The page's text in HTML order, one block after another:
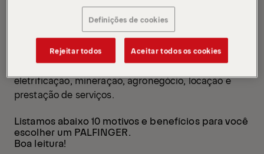
A PALFINGER é referência em qualidade, tecnologia
e inovação, com soluções que atendem as
demandas de elevação e movimentação de cargas
em diversos setores como construção civil,
eletrificação, mineração, agronegócio, locação e
prestação de serviços.
Listamos abaixo 10 motivos e benefícios para você
escolher um PALFINGER.
Boa leitura!
Definições de cookies
Rejeitar todos Aceitar todos os cookies